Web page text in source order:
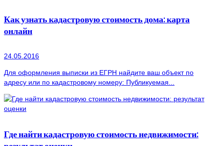
Как узнать кадастровую стоимость дома: карта
онлайн
24.05.2016
Для оформления выписки из ЕГРН найдите ваш объект по
адресу или по кадастровому номеру: Публикуемая...
Где найти кадастровую стоимость недвижимости: